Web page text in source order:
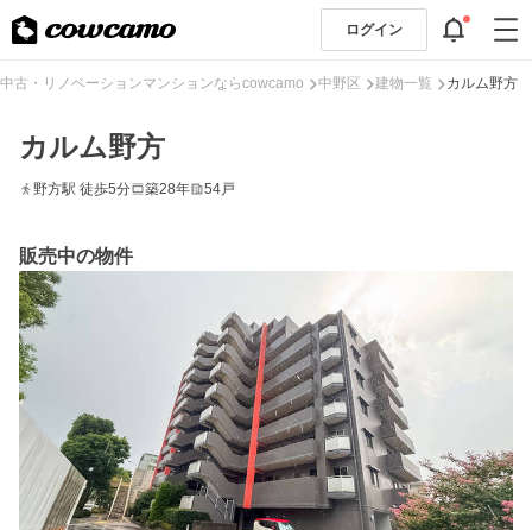
ログイン
中古・リノベーションマンションならcowcamo 中野区 建物一覧 カルム野方
カルム野方
野方駅 徒歩5分 築28年 54戸
販売中の物件